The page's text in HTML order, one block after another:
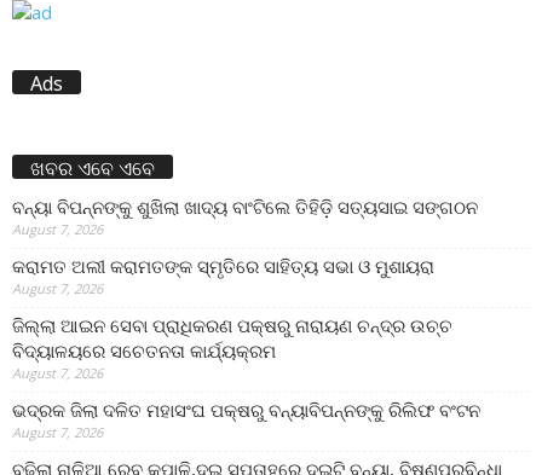
Ads
ଖବର ଏବେ ଏବେ
ବନ୍ୟା ବିପନ୍ନଙ୍କୁ ଶୁଖିଲା ଖାଦ୍ୟ ବାଂଟିଲେ ତିହିଡି଼ ସତ୍ୟସାଇ ସଙ୍ଗଠନ
August 7, 2026
କରାମତ ଅଲୀ କରାମତଙ୍କ ସ୍ମୃତିରେ ସାହିତ୍ୟ ସଭା ଓ ମୁଶାୟରା
August 7, 2026
ଜିଲ୍ଲା ଆଇନ ସେବା ପ୍ରାଧିକରଣ ପକ୍ଷରୁ ନାରାୟଣ ଚନ୍ଦ୍ର ଉଚ୍ଚ
ବିଦ୍ୟାଳୟରେ ସଚେତନତା କାର୍ଯ୍ୟକ୍ରମ
August 7, 2026
ଭଦ୍ରକ ଜିଲା ଦଳିତ ମହାସଂଘ ପକ୍ଷରୁ ବନ୍ୟାବିପନ୍ନଙ୍କୁ ରିଲିଫ ବଂଟନ
August 7, 2026
ବଢ଼ିଲା ନାଳିଆ ରେବ କପାଳି,ଦୁଇ ସପ୍ତାହରେ ଦୁଇଟି ବନ୍ୟା, ବିଷ୍ଣୁପୁରବିନ୍ଧା